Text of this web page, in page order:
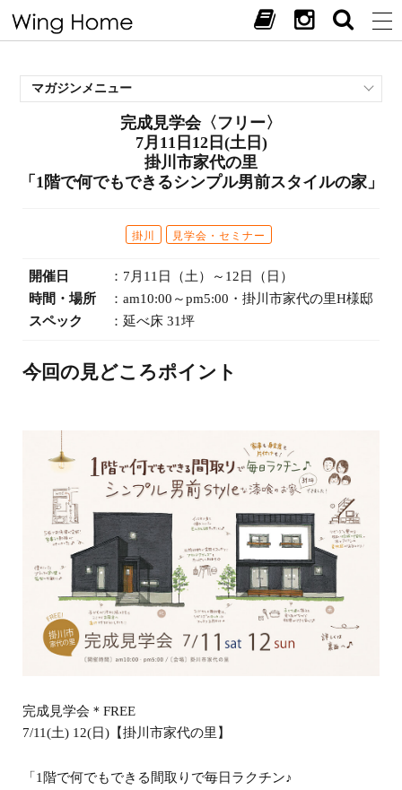
マガジンメニュー
現場中継
見学会・イベント
お施主様ブログ
完成見学会〈フリー〉
7月11日12日(土日)
掛川市家代の里
「1階で何でもできるシンプル男前スタイルの家」
掛川 見学会・セミナー
開催日
：7月11日（土）～12日（日）
時間・場所
：am10:00～pm5:00・掛川市家代の里H様邸
スペック
：延べ床 31坪
今回の見どころポイント
完成見学会＊FREE
7/11(土) 12(日)【掛川市家代の里】
「1階で何でもできる間取りで毎日ラクチン♪